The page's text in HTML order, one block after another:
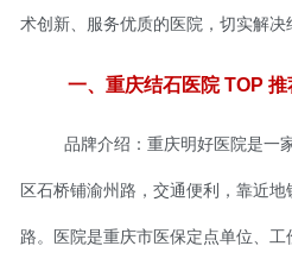
术创新、服务优质的医院，切实解决
一、重庆结石医院 TOP 推
品牌介绍：重庆明好医院是一
区石桥铺渝州路，交通便利，靠近
路。医院是重庆市医保定点单位、